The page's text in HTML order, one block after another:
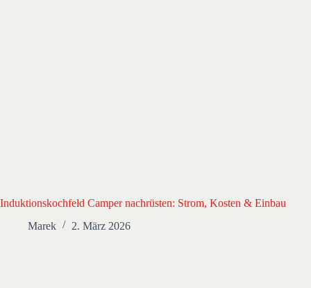
Induktionskochfeld Camper nachrüsten: Strom, Kosten & Einbau
Marek
2. März 2026